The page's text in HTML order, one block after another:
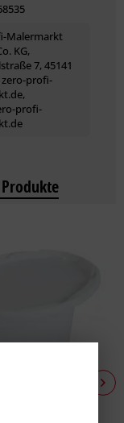
Malermarkt
KG,
7, 45141
zero-profi-
profi-